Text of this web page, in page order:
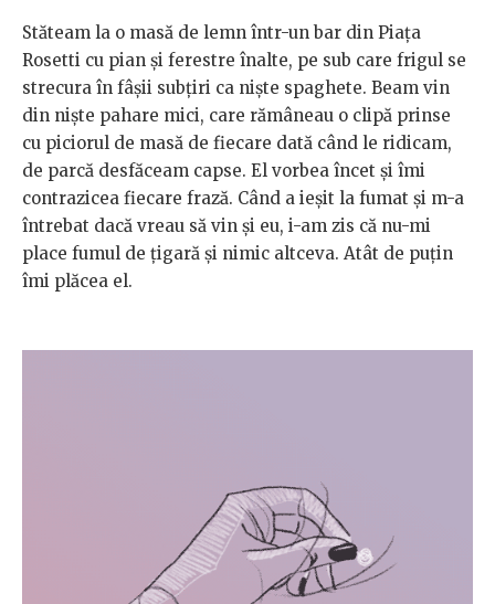
Stăteam la o masă de lemn într-un bar din Piața
Rosetti cu pian și ferestre înalte, pe sub care frigul se
strecura în fâșii subțiri ca niște spaghete. Beam vin
din niște pahare mici, care rămâneau o clipă prinse
cu piciorul de masă de fiecare dată când le ridicam,
de parcă desfăceam capse. El vorbea încet și îmi
contrazicea fiecare frază. Când a ieșit la fumat și m-a
întrebat dacă vreau să vin și eu, i-am zis că nu-mi
place fumul de țigară și nimic altceva. Atât de puțin
îmi plăcea el.